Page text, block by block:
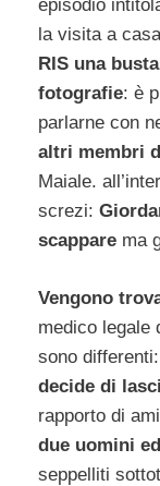
episodio
la visita a
RIS una
fotografie: è
parlarne con
altri membri
Maiale.
screzi:
scappare ma
Vengono
medico legale
sono
decide di
rapporto di
due uomini
seppelliti